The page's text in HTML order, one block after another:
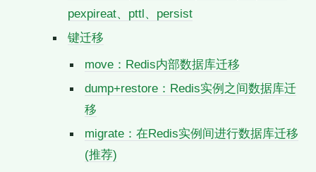
pexpireat、pttl、persist
键迁移
move：Redis内部数据库迁移
dump+restore：Redis实例之间数据库迁
移
migrate：在Redis实例间进行数据库迁移
(推荐)